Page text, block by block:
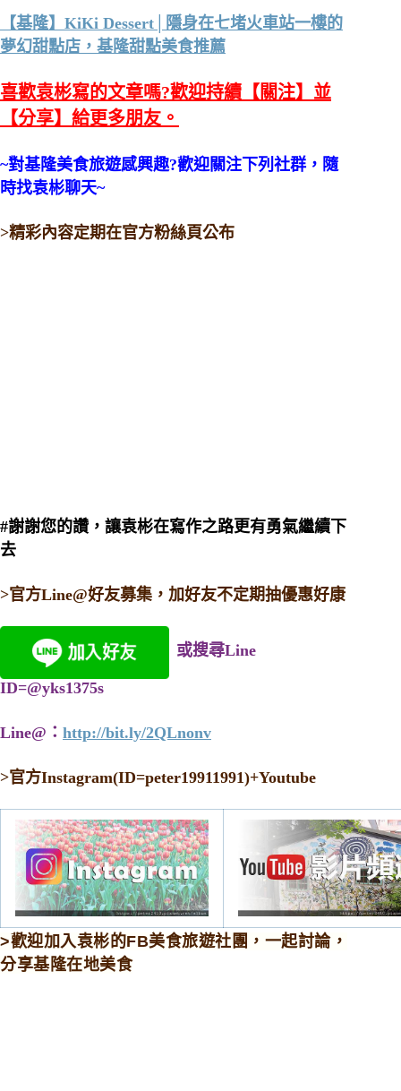
【基隆】KiKi Dessert│隱身在七堵火車站一樓的
夢幻甜點店，基隆甜點美食推薦
喜歡袁彬寫的文章嗎?歡迎持續【關注】並
【分享】給更多朋友。
~對基隆美食旅遊感興趣?歡迎關注下列社群，隨
時找袁彬聊天~
>精彩內容定期在官方粉絲頁公布
#謝謝您的讚，讓袁彬在寫作之路更有勇氣繼續下
去
>官方Line@好友募集，加好友不定期抽優惠好康
或搜尋Line
ID=@yks1375s
Line@： http://bit.ly/2QLnonv
>官方Instagram(ID=peter19911991)+Youtube
>歡迎加入袁彬的FB美食旅遊社團，一起討論，
分享基隆在地美食